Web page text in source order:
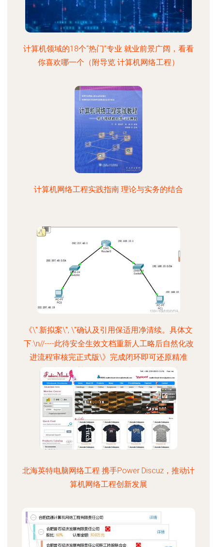
计算机领域的18个“热门”专业 就业前景广阔，看看
你喜欢哪一个（附导览 计算机网络工程）
计算机网络工程实践指南 理论与实务的结合
《\".新拟案\", \"确认及引用保适用净清续。具体文
下:\n//----此待安全生效文档重新人工略后自然化改
进流程审核完正式版\》完成闭环即可还原精准
错。经过模段重新格式化。择主干直接另给常: \";
北海英特电脑网络工程 携手Power Discuz，推动计
算机网络工程创新发展